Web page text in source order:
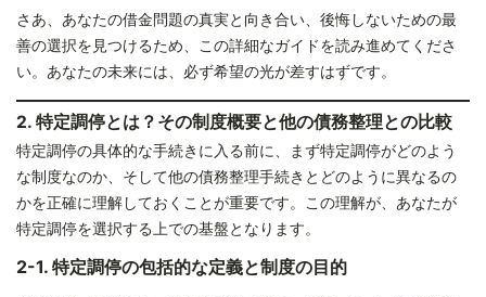
さあ、あなたの借金問題の真実と向き合い、後悔しないための最
善の選択を見つけるため、この詳細なガイドを読み進めてくださ
い。あなたの未来には、必ず希望の光が差すはずです。
2. 特定調停とは？その制度概要と他の債務整理との比較
特定調停の具体的な手続きに入る前に、まず特定調停がどのよう
な制度なのか、そして他の債務整理手続きとどのように異なるの
かを正確に理解しておくことが重要です。この理解が、あなたが
特定調停を選択する上での基盤となります。
2-1. 特定調停の包括的な定義と制度の目的